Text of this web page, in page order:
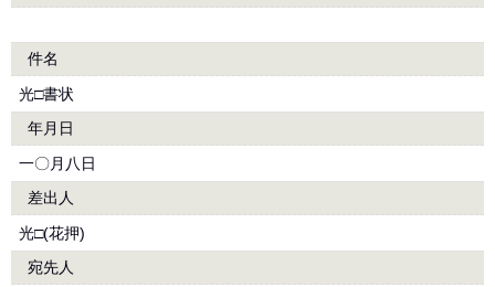
件名
光□書状
年月日
一〇月八日
差出人
光□(花押)
宛先人